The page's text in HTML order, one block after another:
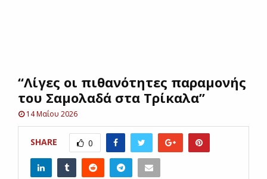
“Λίγες οι πιθανότητες παραμονής
του Σαμολαδά στα Τρίκαλα”
14 Μαΐου 2026
SHARE 0